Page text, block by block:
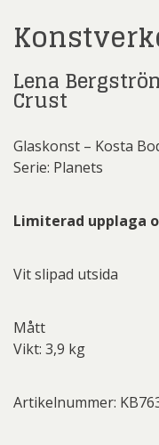
Lena
Crust
Glaskonst – Kosta
Serie: Planets
Limiterad upplaga
Vit slipad utsida
Mått
Vikt: 3,9 kg
Artikelnummer: